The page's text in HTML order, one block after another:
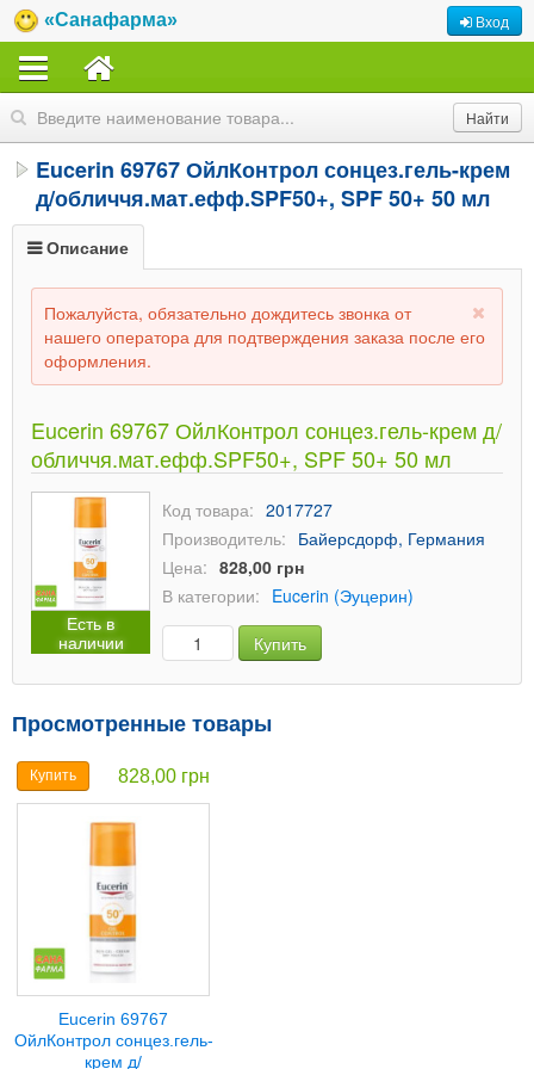
«Санафарма» Вход
Eucerin 69767 ОйлКонтрол сонцез.гель-крем
д/обличчя.мат.ефф.SPF50+, SPF 50+ 50 мл
Описание
Пожалуйста, обязательно дождитесь звонка от
нашего оператора для подтверждения заказа после его
оформления.
Eucerin 69767 ОйлКонтрол сонцез.гель-крем д/
обличчя.мат.ефф.SPF50+, SPF 50+ 50 мл
Есть в
наличии
Код товара: 2017727
Производитель: Байерсдорф, Германия
Цена: 828,00 грн
В категории: Eucerin (Эуцерин)
Купить
Просмотренные товары
Купить 828,00 грн
Eucerin 69767
ОйлКонтрол сонцез.гель-
крем д/